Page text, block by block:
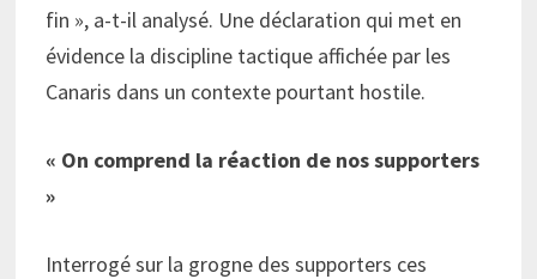
fin », a-t-il analysé. Une déclaration qui met en
évidence la discipline tactique affichée par les
Canaris dans un contexte pourtant hostile.
« On comprend la réaction de nos supporters
»
Interrogé sur la grogne des supporters ces